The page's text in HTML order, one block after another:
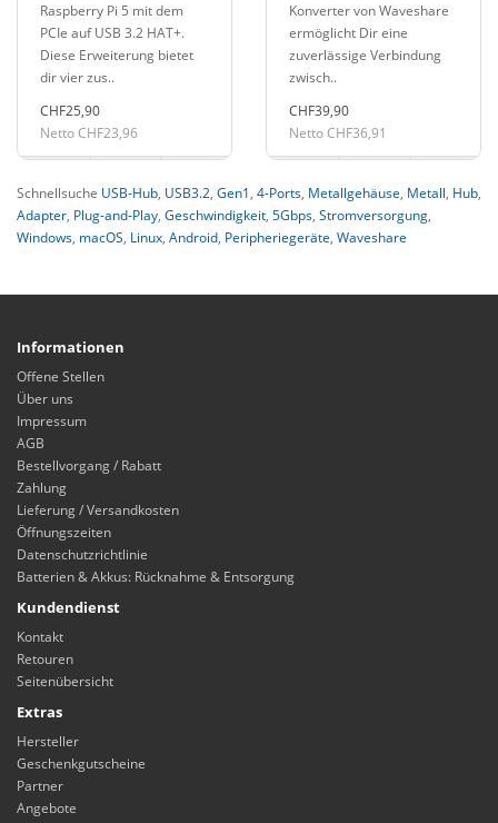
Raspberry Pi 5 mit dem
PCIe auf USB 3.2 HAT+.
Diese Erweiterung bietet
dir vier zus..
CHF25,90
Netto CHF23,96
Konverter von Waveshare
ermöglicht Dir eine
zuverlässige Verbindung
zwisch..
CHF39,90
Netto CHF36,91
Schnellsuche USB-Hub, USB3.2, Gen1, 4-Ports, Metallgehäuse, Metall, Hub,
Adapter, Plug-and-Play, Geschwindigkeit, 5Gbps, Stromversorgung,
Windows, macOS, Linux, Android, Peripheriegeräte, Waveshare
Informationen
Offene Stellen
Über uns
Impressum
AGB
Bestellvorgang / Rabatt
Zahlung
Lieferung / Versandkosten
Öffnungszeiten
Datenschutzrichtlinie
Batterien & Akkus: Rücknahme & Entsorgung
Kundendienst
Kontakt
Retouren
Seitenübersicht
Extras
Hersteller
Geschenkgutscheine
Partner
Angebote